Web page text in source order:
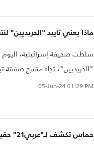
ماذا يعني تأييد "الحريديين"
سلطت صحيفة إسرائيلية، اليوم
"الحريديين"، تجاه مقترح
ظل الخلافات الإسرائيلية
05-Jun-2401:29 PM
حماس تكشف لـ"عربي21" حقيقة إرسال وفدها للقاهرة ومستجدات الصفقة